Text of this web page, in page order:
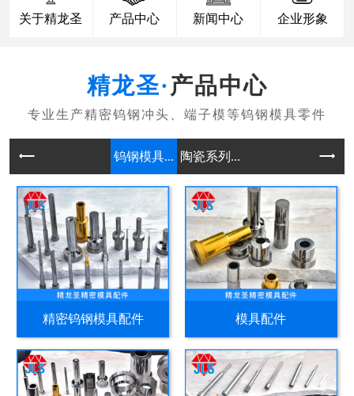
关于精龙圣 产品中心 新闻中心 企业形象
产品中心
钨钢模具... 陶瓷系列...
精密钨钢模具配件 模具配件